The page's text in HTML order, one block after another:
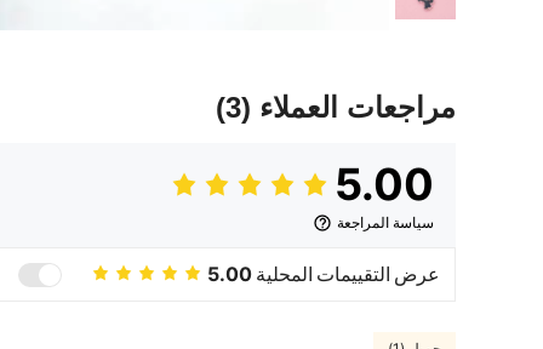
مراجعات العملاء (3)
5.00
سياسة المراجعة
عرض التقييمات المحلية 5.00